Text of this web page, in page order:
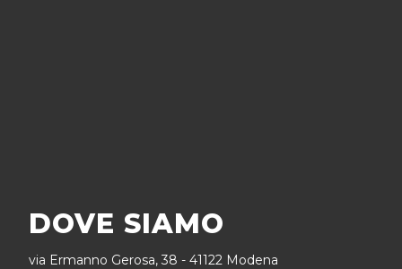
DOVE SIAMO
via Ermanno Gerosa, 38 - 41122 Modena